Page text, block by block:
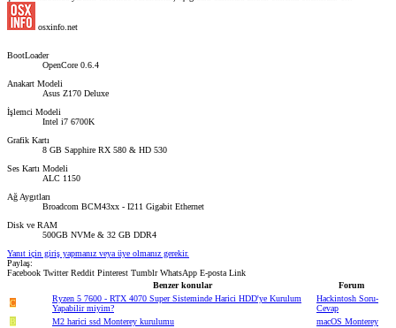
osxinfo.net
BootLoader
OpenCore 0.6.4
Anakart Modeli
Asus Z170 Deluxe
İşlemci Modeli
Intel i7 6700K
Grafik Kartı
8 GB Sapphire RX 580 & HD 530
Ses Kartı Modeli
ALC 1150
Ağ Aygıtları
Broadcom BCM43xx - I211 Gigabit Ethernet
Disk ve RAM
500GB NVMe & 32 GB DDR4
Yanıt için giriş yapmanız veya üye olmanız gerekir.
Paylaş:
Facebook Twitter Reddit Pinterest Tumblr WhatsApp E-posta Link
Benzer konular
Forum
C
Ryzen 5 7600 - RTX 4070 Super Sisteminde Harici HDD'ye Kurulum
Yapabilir miyim?
Hackintosh Soru-
Cevap
B
M2 harici ssd Monterey kurulumu
macOS Monterey